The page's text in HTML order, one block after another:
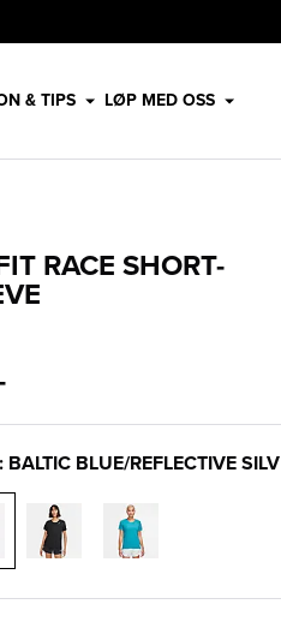
& TIPS LØP MED OSS
RACE SHORT-
BALTIC BLUE/REFLECTIVE SILV